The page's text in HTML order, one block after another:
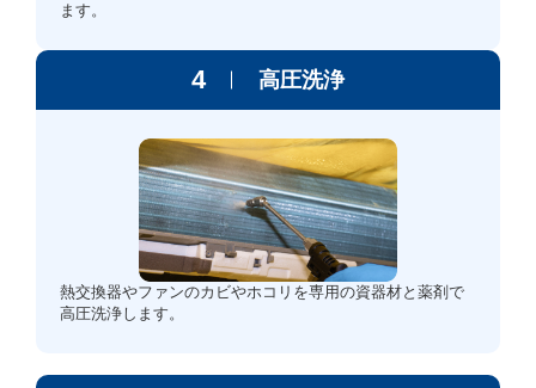
ます。
4 高圧洗浄
熱交換器やファンのカビやホコリを専用の資器材と薬剤で
高圧洗浄します。